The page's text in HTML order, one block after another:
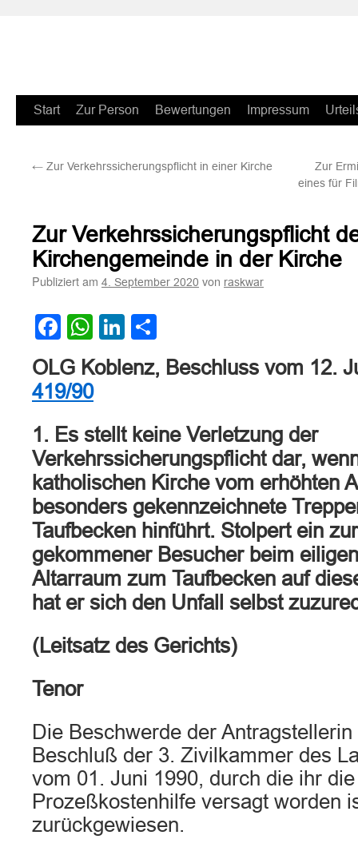
Zum
springen
Start Zur Person Bewertungen Impressum
← Zur Verkehrssicherungspflicht in einer Kirche
Zur
eines für
Zur Verkehrssicherungspflicht
Kirchengemeinde in der Kirche
Publiziert am 4. September 2020 von raskwar
Facebook
WhatsApp
LinkedIn
OLG Koblenz, Beschluss vom 12.
419/90
1. Es stellt keine Verletzung der
Verkehrssicherungspflicht dar,
katholischen Kirche vom erhöhten
besonders gekennzeichnete
Taufbecken hinführt. Stolpert ein
gekommener Besucher beim
Altarraum zum Taufbecken auf
hat er sich den Unfall selbst
(Leitsatz des Gerichts)
Tenor
Die Beschwerde der
Beschluß der 3. Zivilkammer des
vom 01. Juni 1990, durch die ihr
Prozeßkostenhilfe versagt worden
zurückgewiesen.